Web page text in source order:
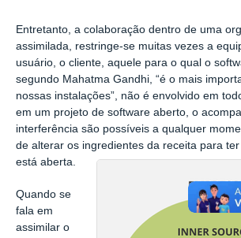
Entretanto, a colaboração dentro de uma
assimilada, restringe-se muitas vezes a
usuário, o cliente, aquele para o qual o
segundo Mahatma Gandhi, “é o mais
nossas instalações”, não é envolvido em
em um projeto de software aberto, o
interferência são possíveis a qualquer
de alterar os ingredientes da receita para
está aberta.
Quando se
fala em
assimilar o